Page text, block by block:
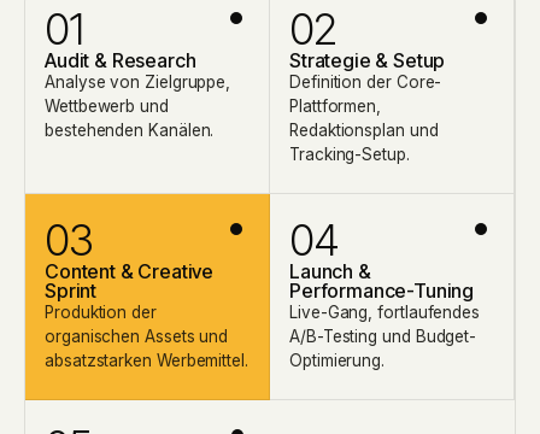
01
Audit & Research
Analyse von Zielgruppe,
Wettbewerb und
bestehenden Kanälen.
02
Strategie & Setup
Definition der Core-
Plattformen,
Redaktionsplan und
Tracking-Setup.
03
Content & Creative
Sprint
Produktion der
organischen Assets und
absatzstarken Werbemittel.
04
Launch &
Performance-Tuning
Live-Gang, fortlaufendes
A/B-Testing und Budget-
Optimierung.